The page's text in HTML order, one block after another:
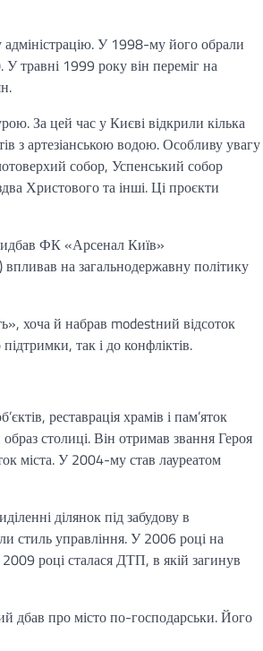
У 1998-му його обрали
У травні 1999 року він переміг на
За цей час у Києві відкрили кілька
з артезіанською водою. Особливу увагу
собор, Успенський собор
Христового та інші. Ці проєкти
ФК «Арсенал Київ»
на загальнодержавну політику
хоча й набрав modestний відсоток
так і до конфліктів.
реставрація храмів і пам’яток
столиці. Він отримав звання Героя
міста. У 2004-му став лауреатом
ділянок під забудову в
стиль управління. У 2006 році на
році сталася ДТП, в якій загинув
дбав про місто по-господарськи. Його